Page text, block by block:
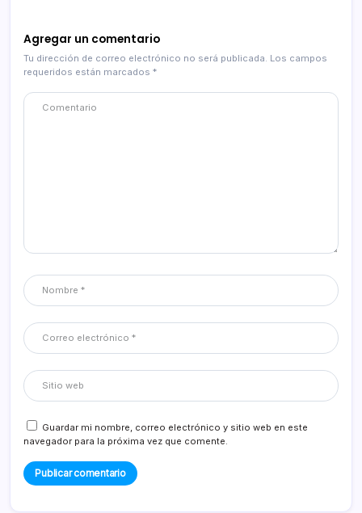
Agregar un comentario
Tu dirección de correo electrónico no será publicada. Los campos
requeridos están marcados *
Guardar mi nombre, correo electrónico y sitio web en este
navegador para la próxima vez que comente.